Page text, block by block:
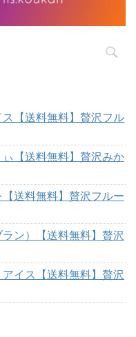
【送料無料】贅沢フル
【送料無料】贅沢みか
送料無料】贅沢フルー
ン）【送料無料】贅沢
イス【送料無料】贅沢